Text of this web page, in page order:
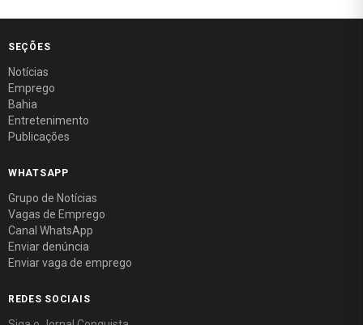
SEÇÕES
Notícias
Emprego
Bahia
Entretenimento
Publicações
WHATSAPP
Grupo de Notícias
Vagas de Emprego
Canal WhatsApp
Enviar denúncia
Enviar vaga de emprego
REDES SOCIAIS